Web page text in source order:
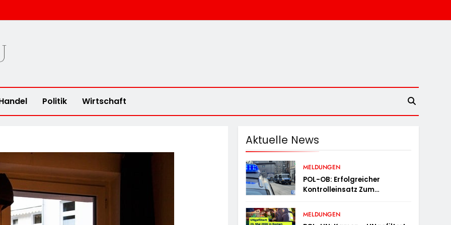
Politik Wirtschaft
Aktuelle News
MELDUNGEN
POL-OB: Erfolgreicher
Kontrolleinsatz Zum
MELDUNGEN